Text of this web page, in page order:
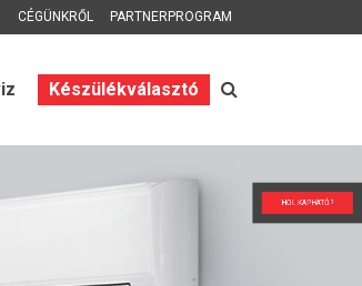
CÉGÜNKRŐL PARTNERPROGRAM
Készülékválasztó
HOL KAPHATÓ?